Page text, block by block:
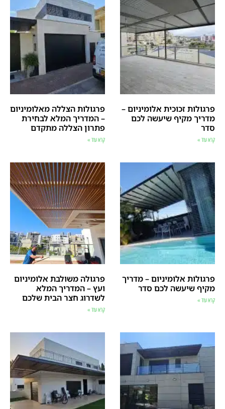
פרגולות זכוכית אלומיניום –
מדריך מקיף שיעשה לכם
סדר
קרא עוד »
פרגולות הצללה מאלומיניום
– המדריך המלא לבחירת
פתרון הצללה מתקדם
קרא עוד »
פרגולות אלומיניום – מדריך
מקיף שיעשה לכם סדר
קרא עוד »
פרגולה משולבת אלומיניום
ועץ – המדריך המלא
לשדרוג חצר הבית שלכם
קרא עוד »